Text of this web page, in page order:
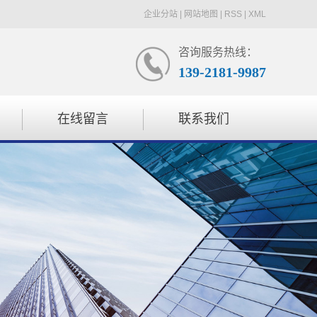
企业分站 网站地图 RSS XML
咨询服务热线：
139-2181-9987
在线留言 联系我们